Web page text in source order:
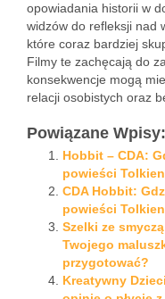
opowiadania historii w
widzów do refleksji nad
które coraz bardziej
Filmy te zachęcają do
konsekwencje mogą
relacji osobistych oraz
Powiązane Wpisy:
Hobbit – CDA:
powieści
CDA Hobbit:
powieści
Szelki ze
Twojego
przygotować?
Kreatywny